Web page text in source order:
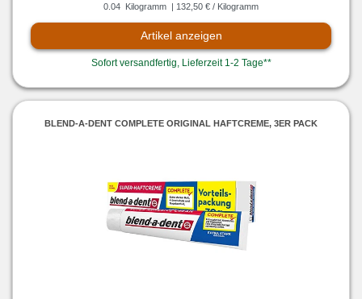
0.04 Kilogramm | 132,50 € / Kilogramm
Artikel anzeigen
Sofort versandfertig, Lieferzeit 1-2 Tage**
BLEND-A-DENT COMPLETE ORIGINAL HAFTCREME, 3ER PACK